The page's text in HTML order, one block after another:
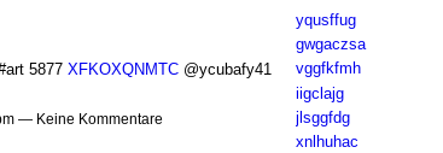
5877 XFKOXQNMTC@ycubafy41
— Keine Kommentare
yqusffug
gwgaczsa
vggfkfmh
iigclajg
jlsggfdg
xnlhuhac